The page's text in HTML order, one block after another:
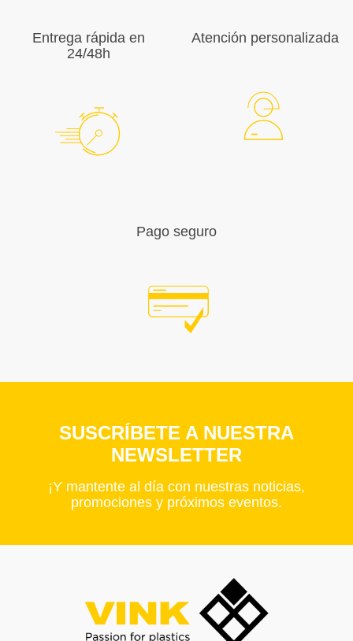
Entrega rápida en
24/48h
Atención personalizada
Pago seguro
SUSCRÍBETE A NUESTRA
NEWSLETTER
¡Y mantente al día con nuestras noticias,
promociones y próximos eventos.